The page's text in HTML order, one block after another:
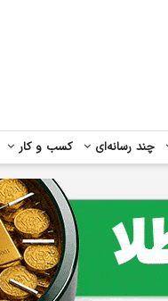
چند رسانه‌ای کسب و کار